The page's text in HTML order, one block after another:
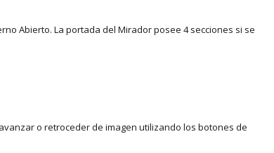
Abierto. La portada del Mirador posee 4 secciones si se
o retroceder de imagen utilizando los botones de